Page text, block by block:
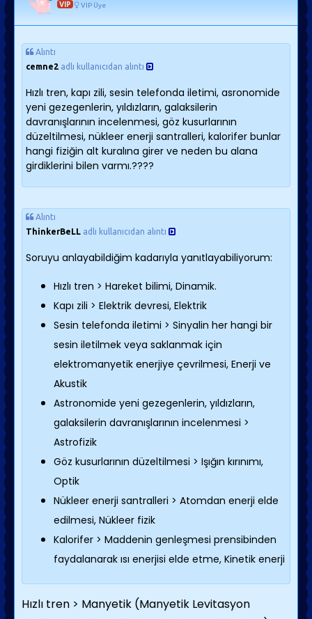
VIP VIP Üye
Alıntı
cemne2 adlı kullanıcıdan alıntı
Hızlı tren, kapı zili, sesin telefonda iletimi, asronomide
yeni gezegenlerin, yıldızların, galaksilerin
davranışlarının incelenmesi, göz kusurlarının
düzeltilmesi, nükleer enerji santralleri, kalorifer bunlar
hangi fiziğin alt kuralına girer ve neden bu alana
girdiklerini bilen varmı.????
Alıntı
ThinkerBeLL adlı kullanıcıdan alıntı
Soruyu anlayabildiğim kadarıyla yanıtlayabiliyorum:
Hızlı tren > Hareket bilimi, Dinamik.
Kapı zili > Elektrik devresi, Elektrik
Sesin telefonda iletimi > Sinyalin her hangi bir
sesin iletilmek veya saklanmak için
elektromanyetik enerjiye çevrilmesi, Enerji ve
Akustik
Astronomide yeni gezegenlerin, yıldızların,
galaksilerin davranışlarının incelenmesi >
Astrofizik
Göz kusurlarının düzeltilmesi > Işığın kırınımı,
Optik
Nükleer enerji santralleri > Atomdan enerji elde
edilmesi, Nükleer fizik
Kalorifer > Maddenin genleşmesi prensibinden
faydalanarak ısı enerjisi elde etme, Kinetik enerji
Hızlı tren > Manyetik (Manyetik Levitasyon